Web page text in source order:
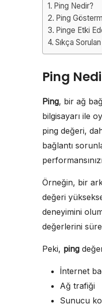
Ping Nedir?
Ping
Pinge Etki
Sıkça
Ping
Ping, bir ağ
bilgisayarı ile
ping değeri,
bağlantı
Örneğin, bir
değeri
deneyimini
değerlerini
Peki, ping
İnternet
Ağ trafiği
Sunucu